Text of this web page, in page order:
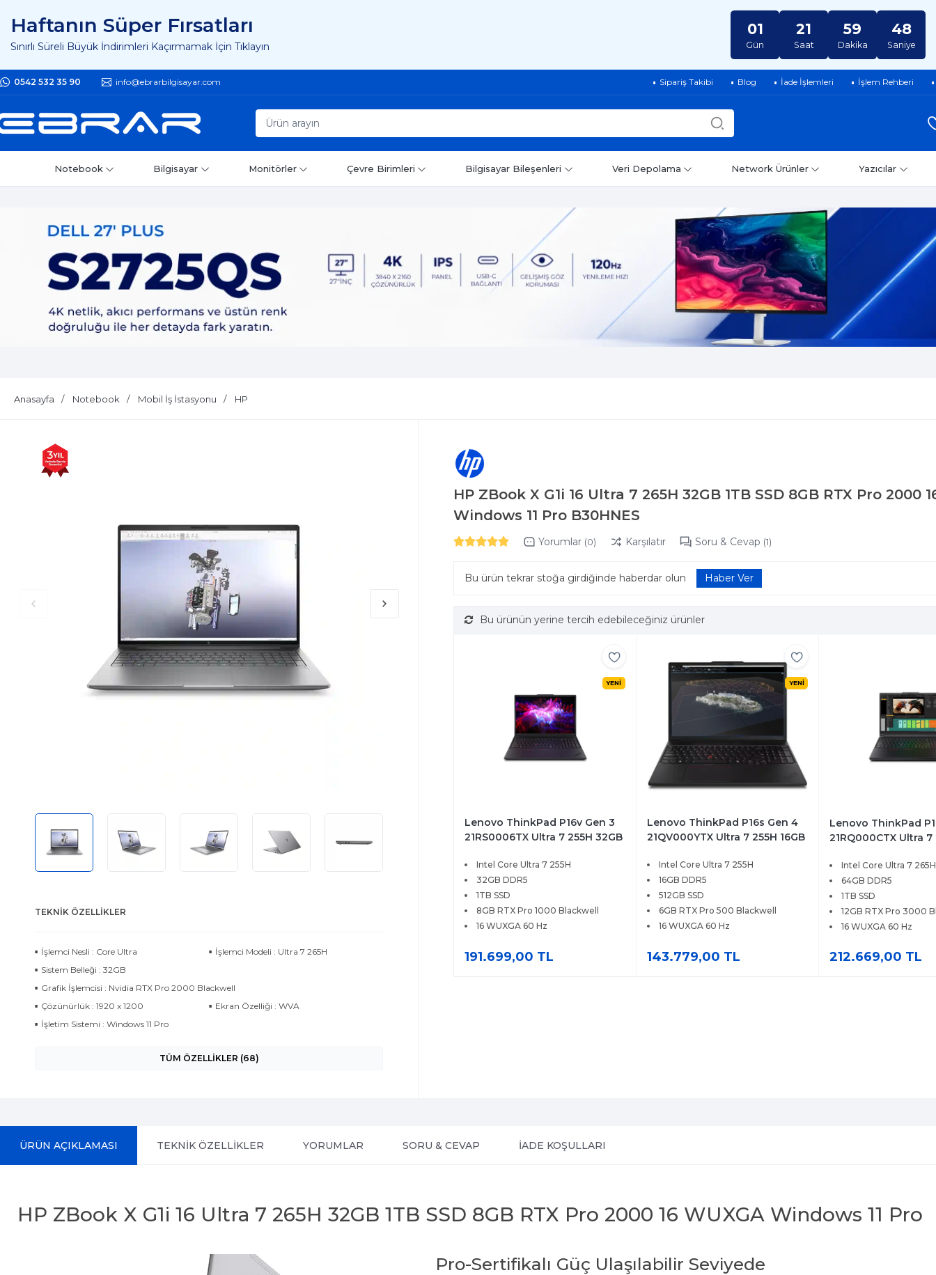
Haftanın Süper Fırsatları
Sınırlı Süreli Büyük İndirimleri Kaçırmamak İçin Tıklayın
01
Gün
21
Saat
59
Dakika
47
Saniye
0542 532 35 90 info@ebrarbilgisayar.com Sipariş Takibi Blog İade İşlemleri İşlem Rehberi
Notebook Bilgisayar Monitörler Çevre Birimleri Bilgisayar Bileşenleri Veri Depolama Network Ürünler Yazıcılar
Anasayfa Notebook Mobil İş İstasyonu HP
TEKNIK ÖZELLIKLER
İşlemci Nesli : Core Ultra
İşlemci Modeli : Ultra 7 265H
Sistem Belleği : 32GB
Grafik İşlemcisi : Nvidia RTX Pro 2000 Blackwell
Çözünürlük : 1920 x 1200
Ekran Özelliği : WVA
İşletim Sistemi : Windows 11 Pro
TÜM ÖZELLİKLER (68)
HP ZBook X G1i 16 Ultra 7 265H 32GB 1TB SSD 8GB RTX Pro 2000
Windows 11 Pro B30HNES
Yorumlar (0) Karşılatır Soru & Cevap (1)
Bu ürün tekrar stoğa girdiğinde haberdar olun
Bu ürünün yerine tercih edebileceğiniz ürünler
YENİ
Lenovo ThinkPad P16v Gen 3
21RS0006TX Ultra 7 255H 32GB
Blackwell 16 WUXGA Windows
11 Pro
Intel Core Ultra 7 255H
32GB DDR5
1TB SSD
8GB RTX Pro 1000 Blackwell
16 WUXGA 60 Hz
191.699,00 TL
YENİ
Lenovo ThinkPad P16s Gen 4
21QV000YTX Ultra 7 255H 16GB
Blackwell 16 WUXGA Windows
11 Pro
Intel Core Ultra 7 255H
16GB DDR5
512GB SSD
6GB RTX Pro 500 Blackwell
16 WUXGA 60 Hz
143.779,00 TL
Lenovo ThinkPad
21RQ000CTX Ultra 7
3000 Blackwell 16
Windows 11 Pro
Intel Core Ultra 7
64GB DDR5
1TB SSD
12GB RTX Pro 3000
16 WUXGA 60 Hz
212.669,00 TL
ÜRÜN AÇIKLAMASI TEKNİK ÖZELLİKLER YORUMLAR SORU & CEVAP İADE KOŞULLARI
HP ZBook X G1i 16 Ultra 7 265H 32GB 1TB SSD 8GB RTX Pro 2000 16 WUXGA Windows 11 Pro
Pro-Sertifikalı Güç Ulaşılabilir Seviyede